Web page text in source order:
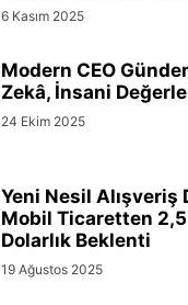
6 Kasım 2025
Modern CEO
Zekâ, İnsani
24 Ekim 2025
Yeni Nesil Alışveriş
Mobil Ticaretten
Dolarlık Beklenti
19 Ağustos 2025